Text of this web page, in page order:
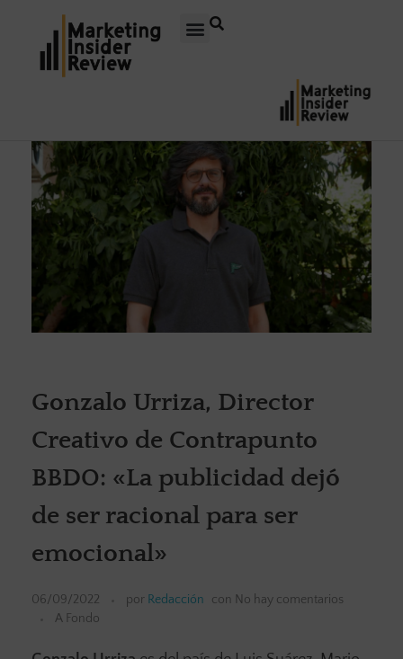
Gonzalo Urriza, Director
Creativo de Contrapunto
BBDO: «La publicidad dejó
de ser racional para ser
emocional»
06/09/2022 por Redacción con No hay comentarios
A Fondo